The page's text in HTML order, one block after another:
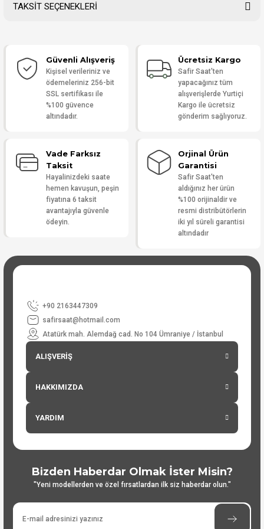
Yorum Yaz
TAKSİT SEÇENEKLERİ
Güvenli Alışveriş
Kişisel verileriniz ve
ödemeleriniz 256-bit
SSL sertifikası ile
%100 güvence
altındadır.
Ücretsiz Kargo
Safir Saat'ten
yapacağınız tüm
alışverişlerde Yurtiçi
Kargo ile ücretsiz
gönderim sağlıyoruz.
Vade Farksız
Taksit
Hayalinizdeki saate
hemen kavuşun, peşin
fiyatına 6 taksit
avantajıyla güvenle
ödeyin.
Orjinal Ürün
Garantisi
Safir Saat'ten
aldığınız her ürün
%100 orijinaldir ve
resmi distribütörlerin
iki yıl süreli garantisi
altındadır
+90 2163447309
safirsaat@hotmail.com
Atatürk mah. Alemdağ cad. No 104 Ümraniye / İstanbul
ALIŞVERİŞ
HAKKIMIZDA
YARDIM
Bizden Haberdar Olmak İster Misin?
"Yeni modellerden ve özel fırsatlardan ilk siz haberdar olun."